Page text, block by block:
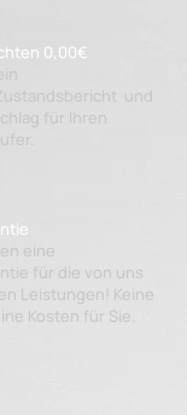
0,00€
und
für Ihren
eine
für die von uns
Leistungen! Keine
Kosten für Sie.